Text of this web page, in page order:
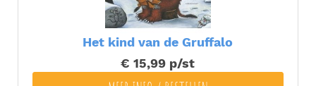
Het kind van de Gruffalo
€ 15,99 p/st